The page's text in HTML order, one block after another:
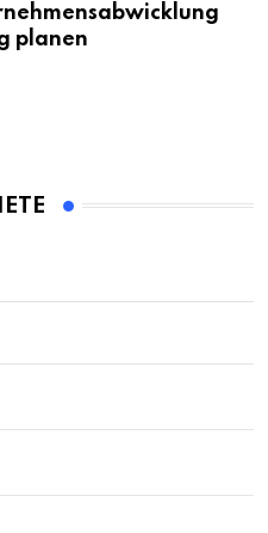
planen